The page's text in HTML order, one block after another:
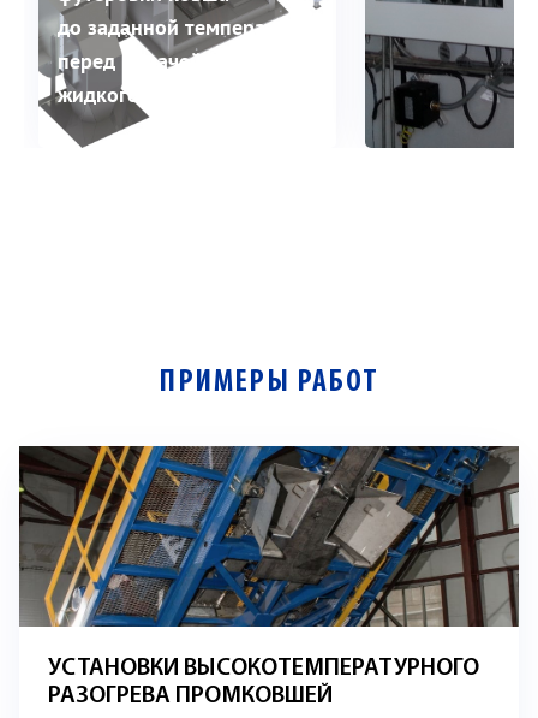
до заданной температуры
перед подачей в ковш
жидкого металла.
ПРИМЕРЫ РАБОТ
УСТАНОВКИ ВЫСОКОТЕМПЕРАТУРНОГО
РАЗОГРЕВА ПРОМКОВШЕЙ